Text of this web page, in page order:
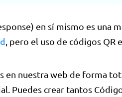
en sí mismo es una
, pero el uso de códigos QR
en nuestra web de forma
Puedes crear tantos